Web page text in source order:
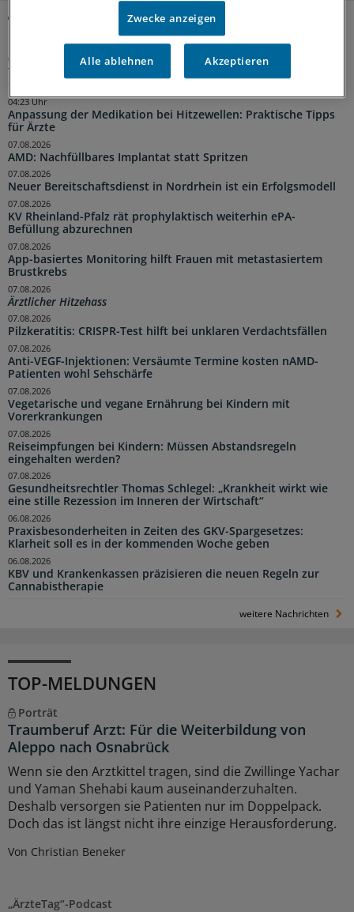
Traumberuf Arzt: Für die Weiterbildung von Aleppo nach
04:55 Uhr
Anpassung der Medikation bei Hitzewellen: Praktische Tipps
für Ärzte
04:23 Uhr
AMD: Nachfüllbares Implantat statt Spritzen
07.08.2026
Neuer Bereitschaftsdienst in Nordrhein ist ein Erfolgsmodell
07.08.2026
KV Rheinland-Pfalz rät prophylaktisch weiterhin ePA-
Befüllung abzurechnen
07.08.2026
App-basiertes Monitoring hilft Frauen mit metastasiertem
Brustkrebs
07.08.2026
Ärztlicher Hitzehass
07.08.2026
Pilzkeratitis: CRISPR-Test hilft bei unklaren Verdachtsfällen
07.08.2026
Anti-VEGF-Injektionen: Versäumte Termine kosten nAMD-
Patienten wohl Sehschärfe
07.08.2026
Vegetarische und vegane Ernährung bei Kindern mit
Vorerkrankungen
07.08.2026
Reiseimpfungen bei Kindern: Müssen Abstandsregeln
eingehalten werden?
07.08.2026
Gesundheitsrechtler Thomas Schlegel: „Krankheit wirkt wie
eine stille Rezession im Inneren der Wirtschaft“
07.08.2026
Praxisbesonderheiten in Zeiten des GKV-Spargesetzes:
Klarheit soll es in der kommenden Woche geben
06.08.2026
KBV und Krankenkassen präzisieren die neuen Regeln zur
Cannabistherapie
06.08.2026
weitere Nachrichten
TOP-MELDUNGEN
Porträt
Traumberuf Arzt: Für die Weiterbildung von
Aleppo nach Osnabrück
Wenn sie den Arztkittel tragen, sind die Zwillinge Yachar
und Yaman Shehabi kaum auseinanderzuhalten.
Deshalb versorgen sie Patienten nur im Doppelpack.
Doch das ist längst nicht ihre einzige Herausforderung.
Von Christian Beneker
„ÄrzteTag“-Podcast
Zwecke anzeigen
Alle ablehnen Akzeptieren